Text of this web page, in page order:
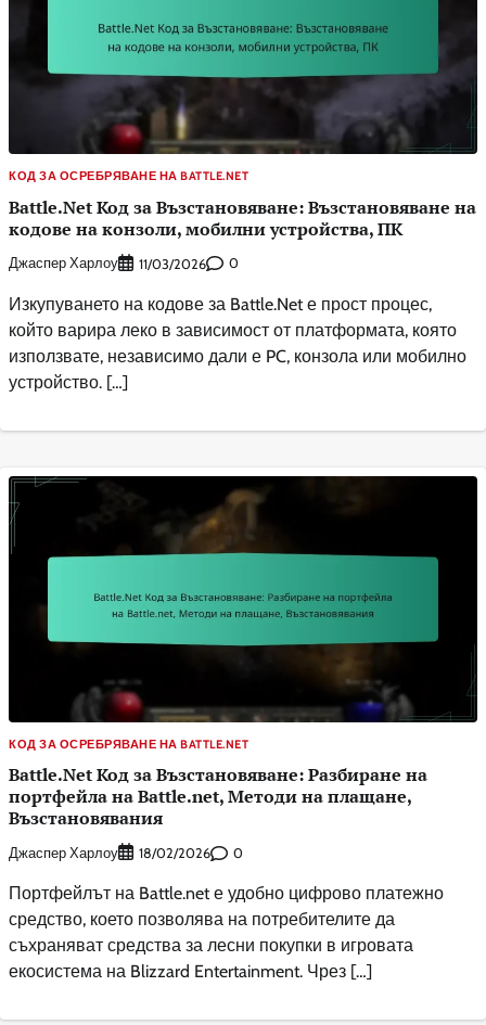
КОД ЗА ОСРЕБРЯВАНЕ НА BATTLE.NET
Battle.Net Код за Възстановяване: Възстановяване на
кодове на конзоли, мобилни устройства, ПК
Джаспер Харлоу 11/03/2026 0
Изкупуването на кодове за Battle.Net е прост процес,
който варира леко в зависимост от платформата, която
използвате, независимо дали е PC, конзола или мобилно
устройство. […]
КОД ЗА ОСРЕБРЯВАНЕ НА BATTLE.NET
Battle.Net Код за Възстановяване: Разбиране на
портфейла на Battle.net, Методи на плащане,
Възстановявания
Джаспер Харлоу 18/02/2026 0
Портфейлът на Battle.net е удобно цифрово платежно
средство, което позволява на потребителите да
съхраняват средства за лесни покупки в игровата
екосистема на Blizzard Entertainment. Чрез […]